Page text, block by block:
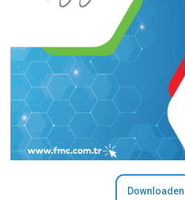
Downloaden